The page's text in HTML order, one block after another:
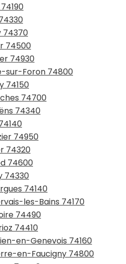
74370
74500
74930
sur-Foron 74800
74150
74700
74340
74950
74320
74600
74330
74140
les-Bains 74170
74490
74410
en-Genevois 74160
en-Faucigny 74800